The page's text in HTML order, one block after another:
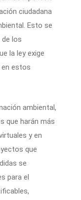
ciudadana
Esto se
los
la ley exige
en estos
ambiental,
que harán más
y en
que
se
para el